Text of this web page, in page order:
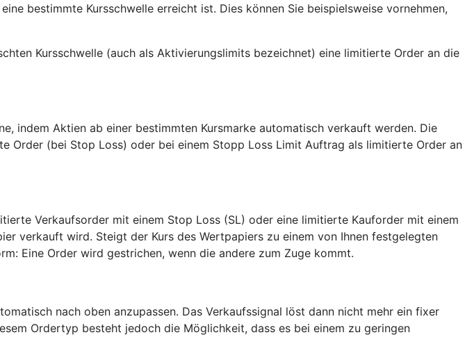
bestimmte Kursschwelle erreicht ist. Dies können Sie beispielsweise vornehmen,
Kursschwelle (auch als Aktivierungslimits bezeichnet) eine limitierte Order an die
indem Aktien ab einer bestimmten Kursmarke automatisch verkauft werden. Die
Order (bei Stop Loss) oder bei einem Stopp Loss Limit Auftrag als limitierte Order an
Verkaufsorder mit einem Stop Loss (SL) oder eine limitierte Kauforder mit einem
verkauft wird. Steigt der Kurs des Wertpapiers zu einem von Ihnen festgelegten
Eine Order wird gestrichen, wenn die andere zum Zuge kommt.
nach oben anzupassen. Das Verkaufssignal löst dann nicht mehr ein fixer
Ordertyp besteht jedoch die Möglichkeit, dass es bei einem zu geringen